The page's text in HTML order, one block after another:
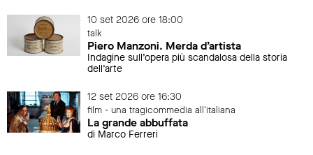
10 set 2026 ore 18:00
talk
Piero Manzoni. Merda d’artista
Indagine sull’opera più scandalosa della storia
dell’arte
12 set 2026 ore 16:30
film - una tragicommedia all'italiana
La grande abbuffata
di Marco Ferreri